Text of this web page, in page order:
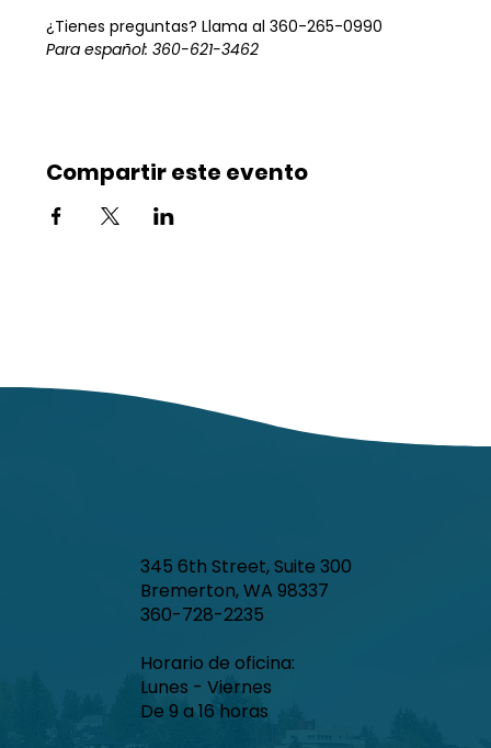
¿Tienes preguntas? Llama al 360-265-0990
Para español: 360-621-3462
Compartir este evento
345 6th Street, Suite 300
Bremerton, WA 98337
360-728-2235
Horario de oficina:
Lunes - Viernes
De 9 a 16 horas